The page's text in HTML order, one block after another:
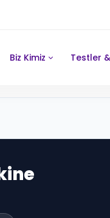
Biz Kimiz Testler